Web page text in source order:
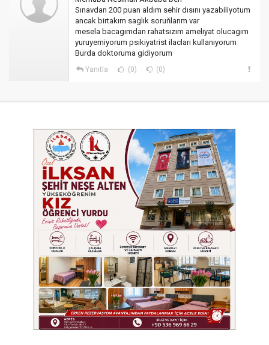
Sınavdan 200 puan aldım sehir dısını yazabiliyotum
ancak birtakım saglık soruňlarım var
mesela bacagımdan rahatsızım ameliyat olucagım
yuruyemiyorum psikiyatrist ilacları kullanıyorum
Burda doktoruma gidiyorum
Yanıtla (0) (0)